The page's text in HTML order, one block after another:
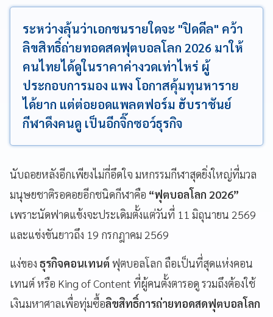
ระหว่างลุ้นว่าเอกชนรายใดจะ "ปิดดีล" คว้า
ลิขสิทธิ์ถ่ายทอดสดฟุตบอลโลก 2026 มาให้
คนไทยได้ดูในราคาค่างวดเท่าไหร่ ผู้
ประกอบการมอง แพง โอกาสคุ้มทุนหาราย
ได้ยาก แต่ต่อยอดแพลตฟอร์ม ฮับราชันย์
กีฬาดึงคนดู เป็นอีกจิ๊กซอว์ธุรกิจ
นับถอยหลังอีกเพียงไม่กี่อึดใจ มหกรรมกีฬาสุดยิ่งใหญ่ที่มวล
มนุษยชาติรอคอยอีกชนิดกีฬาคือ “ฟุตบอลโลก 2026”
เพราะนัดฟาดแข้งจะประเดิมตั้งแต่วันที่ 11 มิถุนายน 2569
และแข่งขันยาวถึง 19 กรกฎาคม 2569
แง่ของ ธุรกิจคอนเทนต์ ฟุตบอลโลก ถือเป็นที่สุดแห่งคอน
เทนต์ หรือ King of Content ที่ผู้คนตั้งตารอดู รวมถึงต้องใช้
เงินมหาศาลเพื่อทุ่มซื้อลิขสิทธิ์การถ่ายทอดสดฟุตบอลโลก